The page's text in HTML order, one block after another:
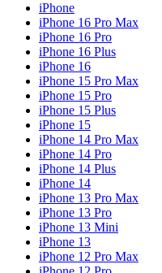
iPhone
iPhone 16 Pro Max
iPhone 16 Pro
iPhone 16 Plus
iPhone 16
iPhone 15 Pro Max
iPhone 15 Pro
iPhone 15 Plus
iPhone 15
iPhone 14 Pro Max
iPhone 14 Pro
iPhone 14 Plus
iPhone 14
iPhone 13 Pro Max
iPhone 13 Pro
iPhone 13 Mini
iPhone 13
iPhone 12 Pro Max